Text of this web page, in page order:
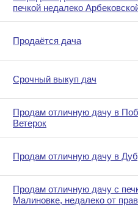
печкой недалеко
Продаётся дача
Срочный выкуп дач
Продам отличную дачу в
Ветерок
Продам отличную дачу в
Продам отличную дачу с
Малиновке, недалеко от